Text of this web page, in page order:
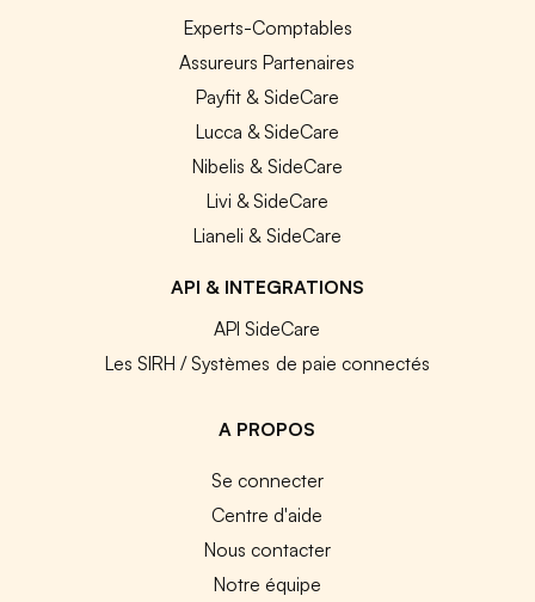
Experts-Comptables
Assureurs Partenaires
Payfit & SideCare
Lucca & SideCare
Nibelis & SideCare
Livi & SideCare
Lianeli & SideCare
API & INTEGRATIONS
API SideCare
Les SIRH / Systèmes de paie connectés
A PROPOS
Se connecter
Centre d'aide
Nous contacter
Notre équipe